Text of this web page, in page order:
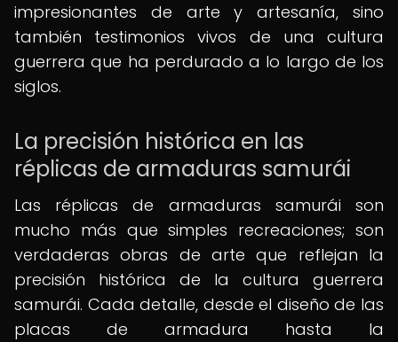
impresionantes de arte y artesanía, sino
también testimonios vivos de una cultura
guerrera que ha perdurado a lo largo de los
siglos.
La precisión histórica en las
réplicas de armaduras samurái
Las réplicas de armaduras samurái son
mucho más que simples recreaciones; son
verdaderas obras de arte que reflejan la
precisión histórica de la cultura guerrera
samurái. Cada detalle, desde el diseño de las
placas de armadura hasta la